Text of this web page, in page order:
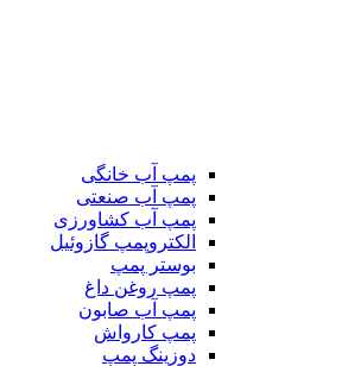
پمپ آب خانگی
پمپ آب صنعتی
پمپ آب کشاورزی
الکتروپمپ گازوئیل
بوستر پمپ
پمپ روغن داغ
پمپ آب صابون
پمپ کارواش
دوزینگ پمپ